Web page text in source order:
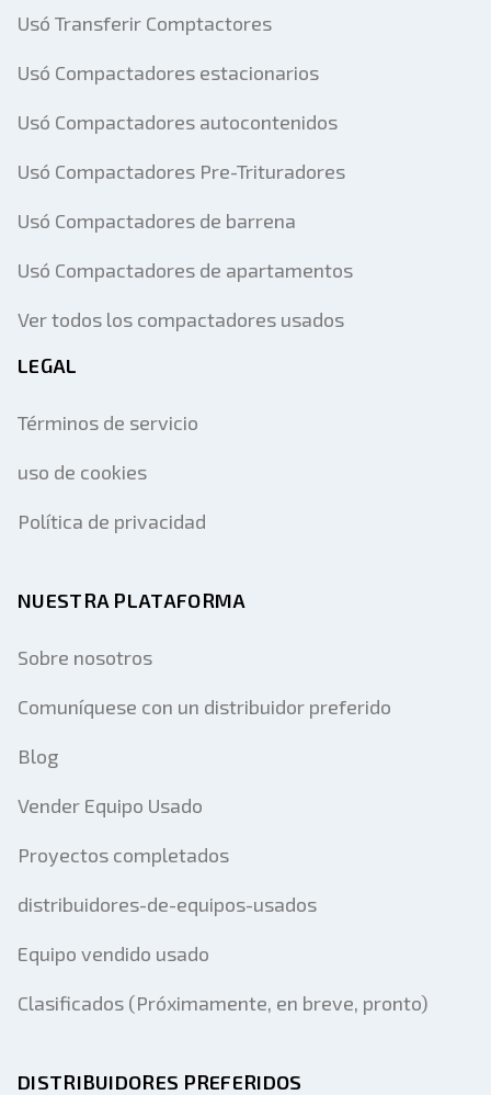
Usó Transferir Comptactores
Usó Compactadores estacionarios
Usó Compactadores autocontenidos
Usó Compactadores Pre-Trituradores
Usó Compactadores de barrena
Usó Compactadores de apartamentos
Ver todos los compactadores usados
LEGAL
Términos de servicio
uso de cookies
Política de privacidad
NUESTRA PLATAFORMA
Sobre nosotros
Comuníquese con un distribuidor preferido
Blog
Vender Equipo Usado
Proyectos completados
distribuidores-de-equipos-usados
Equipo vendido usado
Clasificados (Próximamente, en breve, pronto)
DISTRIBUIDORES PREFERIDOS